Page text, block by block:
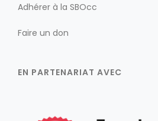
Adhérer à la SBOcc
Faire un don
EN PARTENARIAT AVEC